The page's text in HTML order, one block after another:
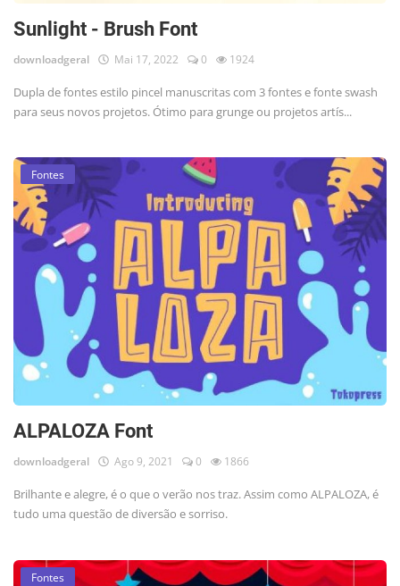
Sunlight - Brush Font
downloadgeral Mai 17, 2022 0 1924
Dupla de fontes estilo pincel manuscritas com 3 fontes e fonte swash
para seus novos projetos. Ótimo para grunge ou projetos artís...
Fontes
ALPALOZA Font
downloadgeral Ago 9, 2021 0 1866
Brilhante e alegre, é o que o verão nos traz. Assim como ALPALOZA, é
tudo uma questão de diversão e sorriso.
Fontes